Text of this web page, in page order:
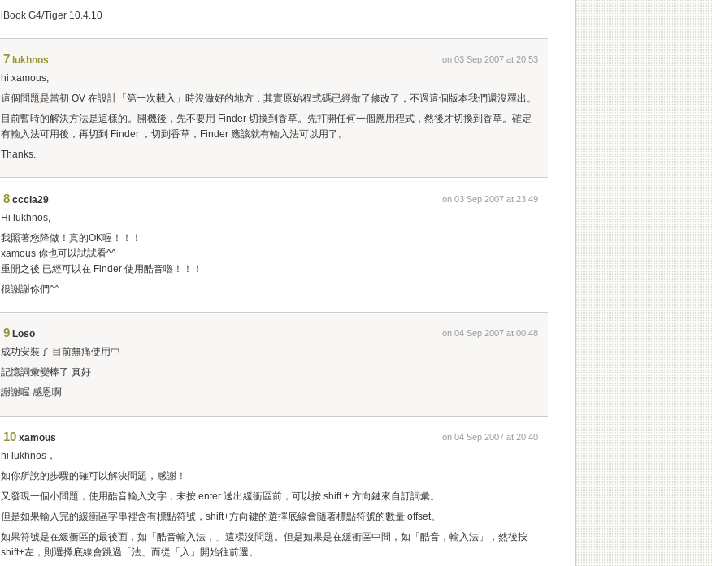
iBook G4/Tiger 10.4.10
on 03 Sep 2007 at 20:53
7 lukhnos
hi xamous,
這個問題是當初 OV 在設計「第一次載入」時沒做好的地方，其實原始程式碼已經做了修改了，不過這個版本我們還沒釋出。
目前暫時的解決方法是這樣的。開機後，先不要用 Finder 切換到香草。先打開任何一個應用程式，然後才切換到香草。確定
有輸入法可用後，再切到 Finder ，切到香草，Finder 應該就有輸入法可以用了。
Thanks.
on 03 Sep 2007 at 23:49
8 cccla29
Hi lukhnos,
我照著您降做！真的OK喔！！！
xamous 你也可以試試看^^
重開之後 已經可以在 Finder 使用酷音嚕！！！
很謝謝你們^^
on 04 Sep 2007 at 00:48
9 Loso
成功安裝了 目前無痛使用中
記憶詞彙變棒了 真好
謝謝喔 感恩啊
on 04 Sep 2007 at 20:40
10 xamous
hi lukhnos，
如你所說的步驟的確可以解決問題，感謝！
又發現一個小問題，使用酷音輸入文字，未按 enter 送出緩衝區前，可以按 shift + 方向鍵來自訂詞彙。
但是如果輸入完的緩衝區字串裡含有標點符號，shift+方向鍵的選擇底線會隨著標點符號的數量 offset。
如果符號是在緩衝區的最後面，如「酷音輸入法，」這樣沒問題。但是如果是在緩衝區中間，如「酷音，輸入法」，然後按
shift+左，則選擇底線會跳過「法」而從「入」開始往前選。